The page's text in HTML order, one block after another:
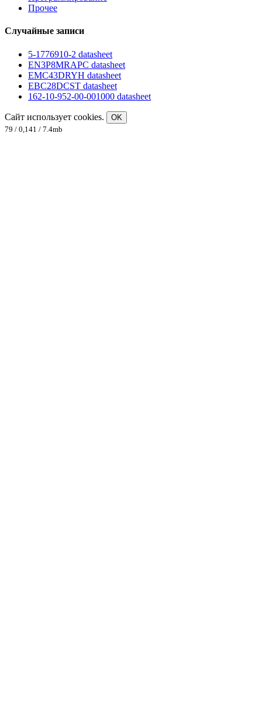
Прочее
Случайные записи
5-1776910-2 datasheet
EN3P8MRAPC datasheet
EMC43DRYH datasheet
EBC28DCST datasheet
162-10-952-00-001000 datasheet
Сайт использует cookies.
OK
79 / 0,141 / 7.4mb